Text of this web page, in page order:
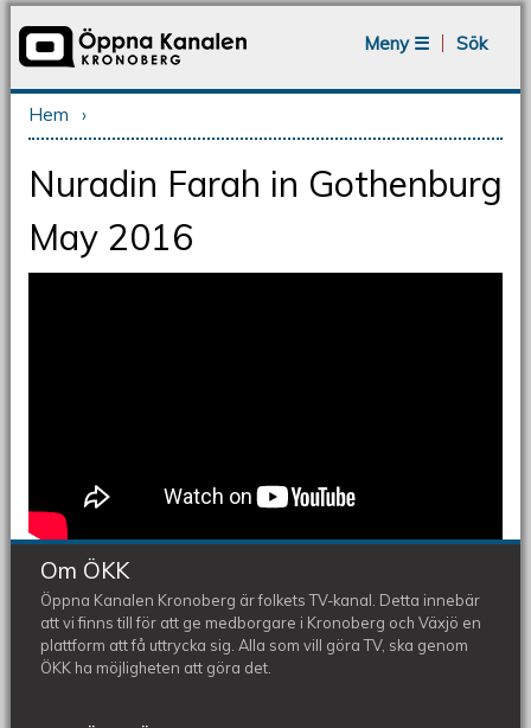
Meny ☰
Sök
Du är här
Hem ›
Nuradin Farah in Gothenburg
May 2016
Om ÖKK
Öppna Kanalen Kronoberg är folkets TV-kanal. Detta innebär
att vi finns till för att ge medborgare i Kronoberg och Växjö en
plattform att få uttrycka sig. Alla som vill göra TV, ska genom
ÖKK ha möjligheten att göra det.